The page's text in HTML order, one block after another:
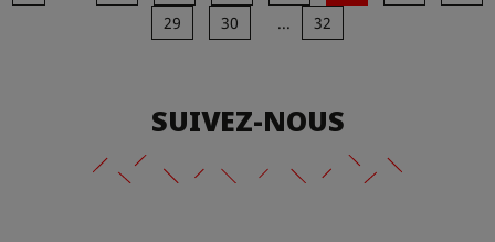
29
30 ... 32
SUIVEZ-NOUS